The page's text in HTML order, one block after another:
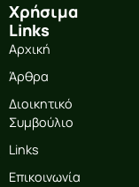
Χρήσιμα
Links
Αρχική
Άρθρα
Διοικητικό
Συμβούλιο
Links
Επικοινωνία